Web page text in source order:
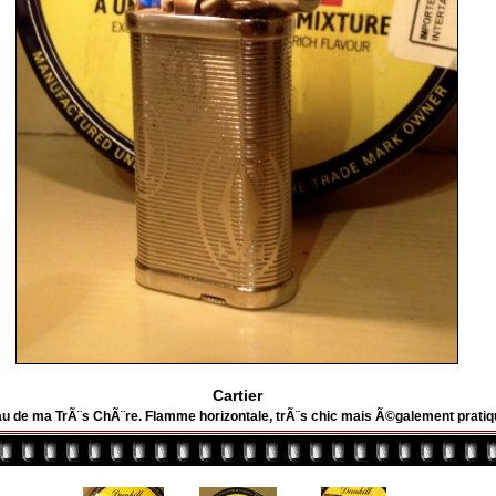
Cartier
de ma TrÃ¨s ChÃ¨re. Flamme horizontale, trÃ¨s chic mais Ã©galement